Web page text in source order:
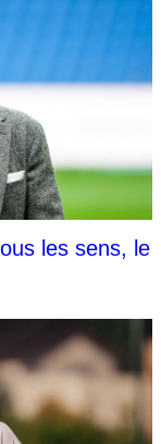
les sens, le